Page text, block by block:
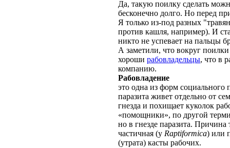
Да, такую поилку сделать
бесконечно долго. Но перед
Я только из-под разных
против кашля, например). И
никто не успевает на пальцы
А заметили, что вокруг
хороши рабовладельцы, что в
компанию.
Рабовладение
это одна из форм социального
паразита живет отдельно от
гнезда и похищает куколок
«помощники», по другой
но в гнезде паразита.
частичная (у Raptiformica) или
(утрата) касты рабочих.